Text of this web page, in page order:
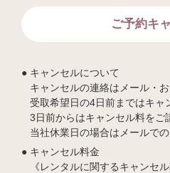
ご予約キ
キャンセルについて
キャンセルの連絡はメール・
受取希望日の4日前まではキャ
3日前からはキャンセル料をご
当社休業日の場合はメールで
キャンセル料金
《レンタルに関するキャンセル